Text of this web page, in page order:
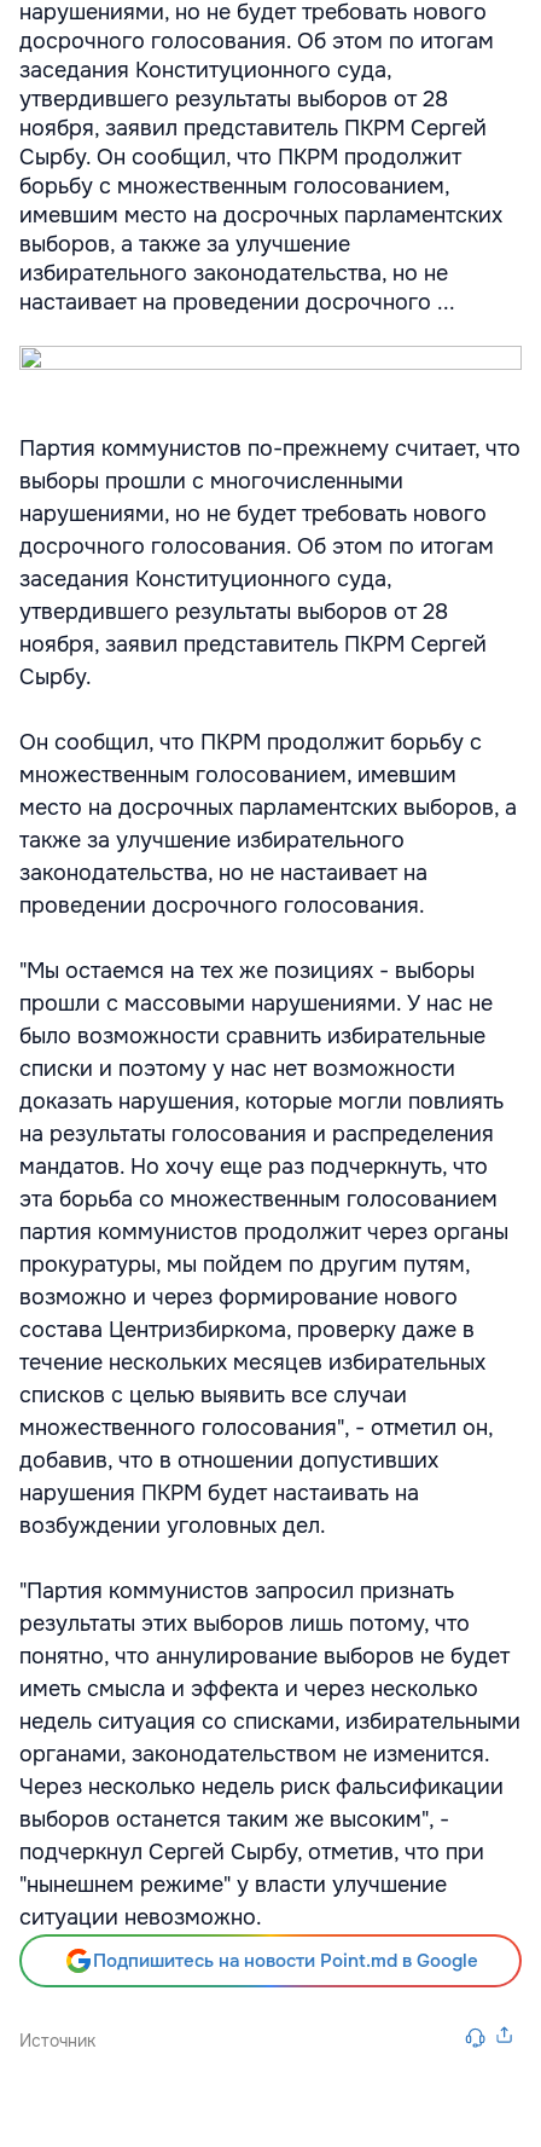
нарушениями, но не будет требовать нового
досрочного голосования. Об этом по итогам
заседания Конституционного суда,
утвердившего результаты выборов от 28
ноября, заявил представитель ПКРМ Сергей
Сырбу. Он сообщил, что ПКРМ продолжит
борьбу с множественным голосованием,
имевшим место на досрочных парламентских
выборов, а также за улучшение
избирательного законодательства, но не
настаивает на проведении досрочного ...
Партия коммунистов по-прежнему считает, что
выборы прошли с многочисленными
нарушениями, но не будет требовать нового
досрочного голосования. Об этом по итогам
заседания Конституционного суда,
утвердившего результаты выборов от 28
ноября, заявил представитель ПКРМ Сергей
Сырбу.
Он сообщил, что ПКРМ продолжит борьбу с
множественным голосованием, имевшим
место на досрочных парламентских выборов, а
также за улучшение избирательного
законодательства, но не настаивает на
проведении досрочного голосования.
"Мы остаемся на тех же позициях - выборы
прошли с массовыми нарушениями. У нас не
было возможности сравнить избирательные
списки и поэтому у нас нет возможности
доказать нарушения, которые могли повлиять
на результаты голосования и распределения
мандатов. Но хочу еще раз подчеркнуть, что
эта борьба со множественным голосованием
партия коммунистов продолжит через органы
прокуратуры, мы пойдем по другим путям,
возможно и через формирование нового
состава Центризбиркома, проверку даже в
течение нескольких месяцев избирательных
списков с целью выявить все случаи
множественного голосования", - отметил он,
добавив, что в отношении допустивших
нарушения ПКРМ будет настаивать на
возбуждении уголовных дел.
"Партия коммунистов запросил признать
результаты этих выборов лишь потому, что
понятно, что аннулирование выборов не будет
иметь смысла и эффекта и через несколько
недель ситуация со списками, избирательными
органами, законодательством не изменится.
Через несколько недель риск фальсификации
выборов останется таким же высоким", -
подчеркнул Сергей Сырбу, отметив, что при
"нынешнем режиме" у власти улучшение
ситуации невозможно.
Подпишитесь на новости Point.md в Google
Источник